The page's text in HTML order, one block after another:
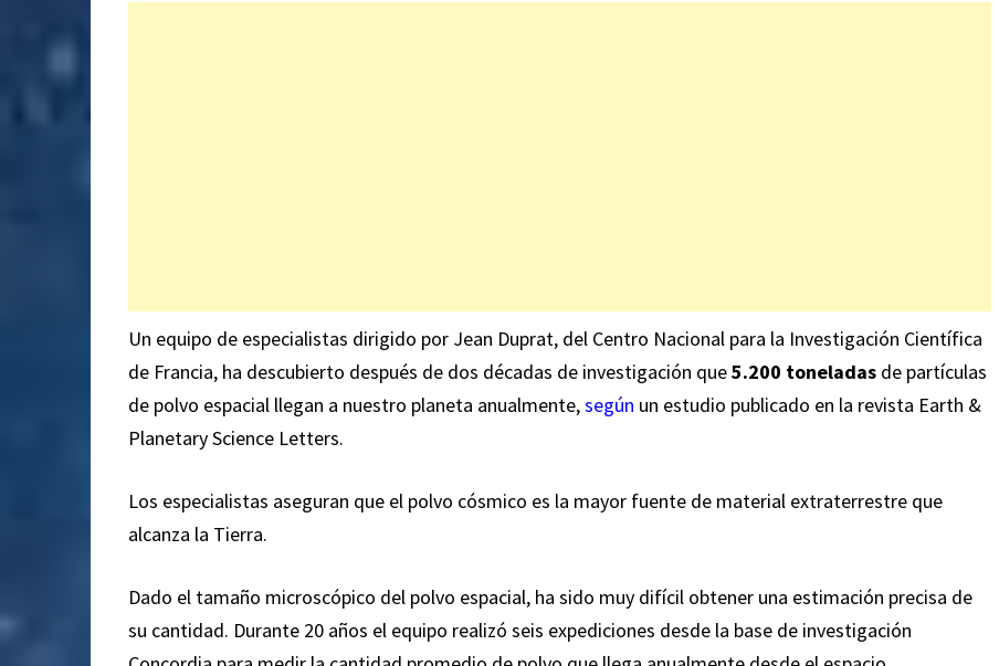
Un equipo de especialistas dirigido por Jean Duprat, del Centro Nacional para la Investigación Científica
de Francia, ha descubierto después de dos décadas de investigación que5.200 toneladasde partículas
de polvo espacial llegan a nuestro planeta anualmente,según un estudio publicado en la revista Earth &
Planetary Science Letters.
Los especialistas aseguran que el polvo cósmico es la mayor fuente de material extraterrestre que
alcanza la Tierra.
Dado el tamaño microscópico del polvo espacial, ha sido muy difícil obtener una estimación precisa de
su cantidad. Durante 20 años el equipo realizó seis expediciones desde la base de investigación